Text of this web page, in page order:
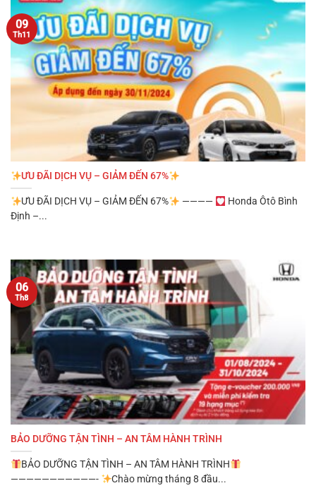
ƯU ĐÃI DỊCH VỤ – GIẢM ĐẾN 67%
ƯU ĐÃI DỊCH VỤ – GIẢM ĐẾN 67% ————
Honda Ôtô Bình
Định –...
09
Th11
BẢO DƯỠNG TẬN TÌNH – AN TÂM HÀNH TRÌNH
BẢO DƯỠNG TẬN TÌNH – AN TÂM HÀNH TRÌNH
———————————-
Chào mừng tháng 8 đầu...
06
Th8